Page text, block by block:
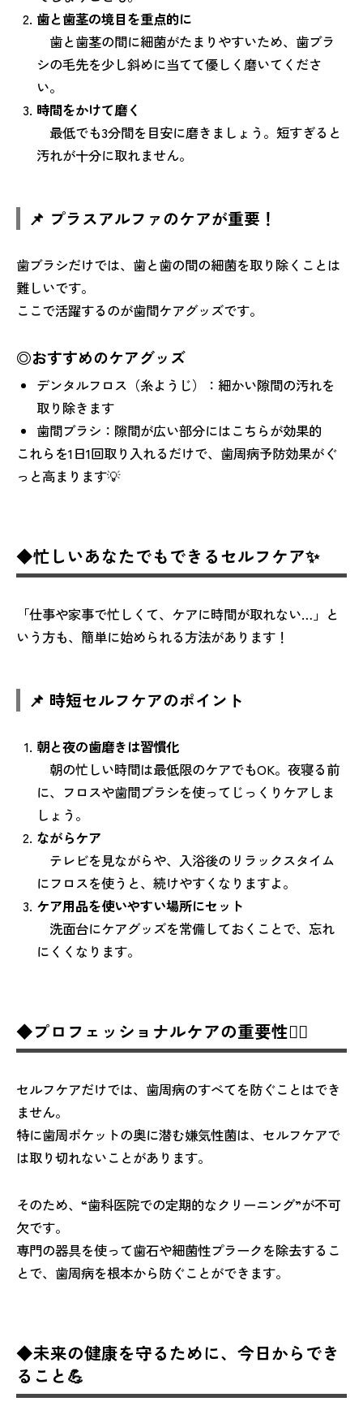
歯と歯茎の境目を重点的に
歯と歯茎の間に細菌がたまりやすいため、歯ブラ
シの毛先を少し斜めに当てて優しく磨いてくださ
い。
時間をかけて磨く
最低でも3分間を目安に磨きましょう。短すぎると
汚れが十分に取れません。
📌 プラスアルファのケアが重要！
歯ブラシだけでは、歯と歯の間の細菌を取り除くことは
難しいです。
ここで活躍するのが歯間ケアグッズです。
◎おすすめのケアグッズ
デンタルフロス（糸ようじ）：細かい隙間の汚れを
取り除きます
歯間ブラシ：隙間が広い部分にはこちらが効果的
これらを1日1回取り入れるだけで、歯周病予防効果がぐ
っと高まります💡
◆忙しいあなたでもできるセルフケア✨
「仕事や家事で忙しくて、ケアに時間が取れない…」と
いう方も、簡単に始められる方法があります！
📌 時短セルフケアのポイント
朝と夜の歯磨きは習慣化
朝の忙しい時間は最低限のケアでもOK。夜寝る前
に、フロスや歯間ブラシを使ってじっくりケアしま
しょう。
ながらケア
テレビを見ながらや、入浴後のリラックスタイム
にフロスを使うと、続けやすくなりますよ。
ケア用品を使いやすい場所にセット
洗面台にケアグッズを常備しておくことで、忘れ
にくくなります。
◆プロフェッショナルケアの重要性🧑‍⚕️
セルフケアだけでは、歯周病のすべてを防ぐことはでき
ません。
特に歯周ポケットの奥に潜む嫌気性菌は、セルフケアで
は取り切れないことがあります。
そのため、“歯科医院での定期的なクリーニング”が不可
欠です。
専門の器具を使って歯石や細菌性プラークを除去するこ
とで、歯周病を根本から防ぐことができます。
◆未来の健康を守るために、今日からでき
ること💪